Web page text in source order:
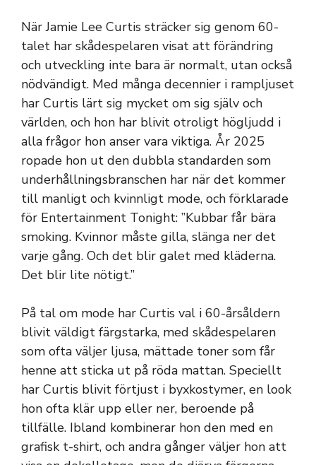
När Jamie Lee Curtis sträcker sig genom 60-
talet har skådespelaren visat att förändring
och utveckling inte bara är normalt, utan också
nödvändigt. Med många decennier i rampljuset
har Curtis lärt sig mycket om sig själv och
världen, och hon har blivit otroligt högljudd i
alla frågor hon anser vara viktiga. År 2025
ropade hon ut den dubbla standarden som
underhållningsbranschen har när det kommer
till manligt och kvinnligt mode, och förklarade
för Entertainment Tonight: ”Kubbar får bära
smoking. Kvinnor måste gilla, slänga ner det
varje gång. Och det blir galet med kläderna.
Det blir lite nötigt.”
På tal om mode har Curtis val i 60-årsåldern
blivit väldigt färgstarka, med skådespelaren
som ofta väljer ljusa, mättade toner som får
henne att sticka ut på röda mattan. Speciellt
har Curtis blivit förtjust i byxkostymer, en look
hon ofta klär upp eller ner, beroende på
tillfälle. Ibland kombinerar hon den med en
grafisk t-shirt, och andra gånger väljer hon att